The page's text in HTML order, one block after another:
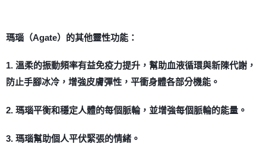
瑪瑙（Agate）的其他靈性功能：
1. 溫柔的振動頻率有益免疫力提升，幫助血液循環與新陳代謝，
防止手腳冰冷，增強皮膚彈性，平衝身體各部分機能。
2. 瑪瑙平衡和穩定人體的每個脈輪，並增強每個脈輪的能量。
3. 瑪瑙幫助個人平伏緊張的情緒。